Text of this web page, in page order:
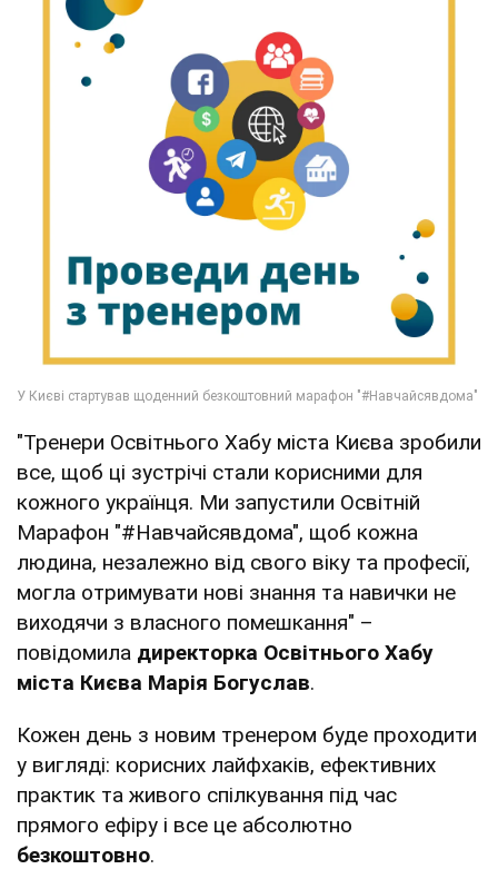
"Тренери Освітнього Хабу міста Києва зробили
все, щоб ці зустрічі стали корисними для
кожного українця. Ми запустили Освітній
Марафон "#Навчайсявдома", щоб кожна
людина, незалежно від свого віку та професії,
могла отримувати нові знання та навички не
виходячи з власного помешкання" –
повідомила директорка Освітнього Хабу
міста Києва Марія Богуслав.
Кожен день з новим тренером буде проходити
у вигляді: корисних лайфхаків, ефективних
практик та живого спілкування під час
прямого ефіру і все це абсолютно
безкоштовно.